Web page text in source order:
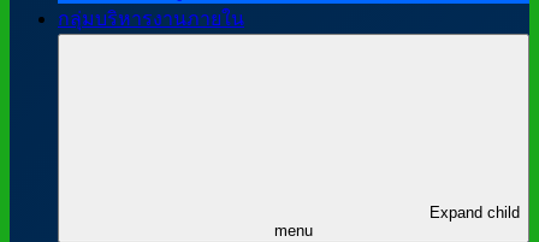
กลุ่มบริหารงานภายใน
Expand child
menu